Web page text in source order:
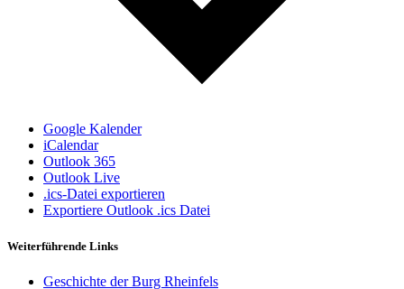
Google Kalender
iCalendar
Outlook 365
Outlook Live
.ics-Datei exportieren
Exportiere Outlook .ics Datei
Weiterführende Links
Geschichte der Burg Rheinfels